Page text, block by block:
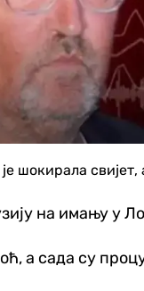
шокирала
на имању у
а сада су